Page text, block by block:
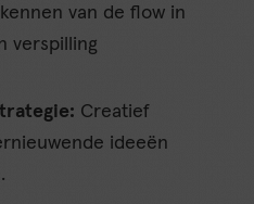
van de flow in
verspilling
Creatief
ideeën